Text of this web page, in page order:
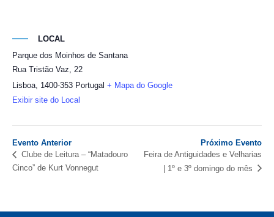
LOCAL
Parque dos Moinhos de Santana
Rua Tristão Vaz, 22
Lisboa, 1400-353 Portugal + Mapa do Google
Exibir site do Local
Evento Anterior
Clube de Leitura – “Matadouro
Cinco” de Kurt Vonnegut
Próximo Evento
Feira de Antiguidades e Velharias
| 1º e 3º domingo do mês